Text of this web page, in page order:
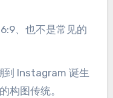
、也不是常见的
到 Instagram 诞生
构图传统。